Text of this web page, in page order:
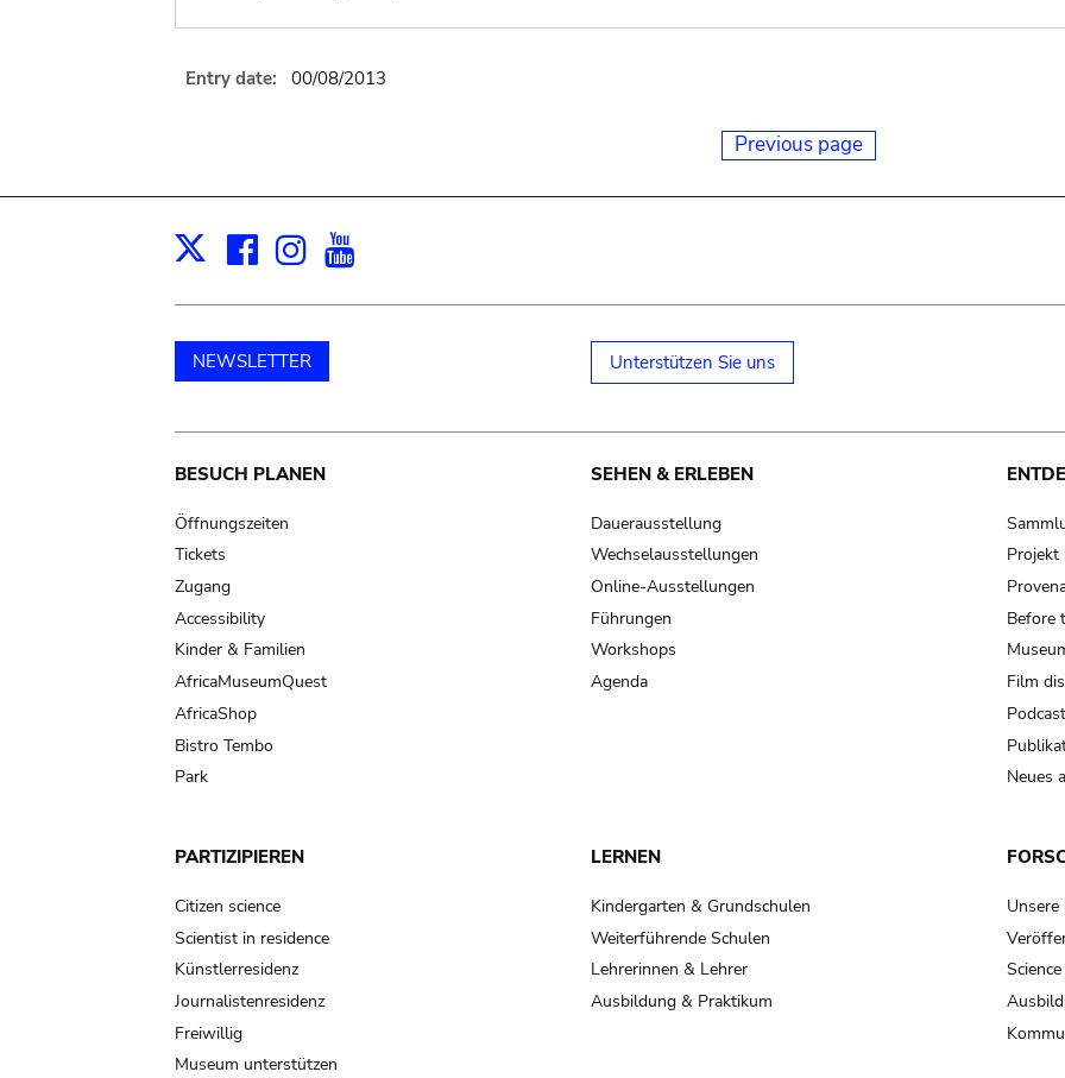
Entry date: 00/08/2013
Previous page
X Facebook
Instagram
NEWSLETTER Unterstützen Sie uns
Main
navigation
BESUCH PLANEN
Öffnungszeiten
Tickets
Zugang
Accessibility
Kinder & Familien
AfricaMuseumQuest
AfricaShop
Bistro Tembo
Park
SEHEN & ERLEBEN
Dauerausstellung
Wechselausstellungen
Online-Ausstellungen
Führungen
Workshops
Agenda
Projekt
Before
Film
Neues
PARTIZIPIEREN
Citizen science
Scientist in residence
Künstlerresidenz
Journalistenresidenz
Freiwillig
Museum unterstützen
LERNEN
Kindergarten & Grundschulen
Weiterführende Schulen
Lehrerinnen & Lehrer
Ausbildung & Praktikum